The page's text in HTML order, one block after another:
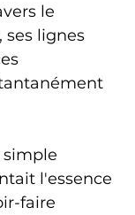
le
ses lignes
simple
l'essence
faire